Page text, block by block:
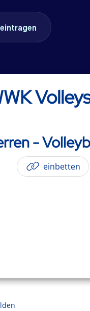
-
einbetten